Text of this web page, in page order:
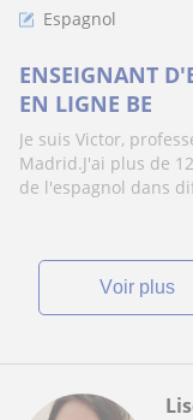
Espagnol
ENSEIGNANT
EN LIGNE BE
Je suis Victor,
Madrid.J'ai plus de
de l'espagnol dans
voir plus